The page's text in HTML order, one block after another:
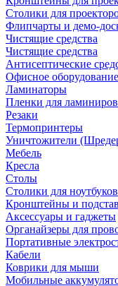
Столики для
Флипчарты и демо-
Чистящие средства
Чистящие средства
Антисептические
Офисное
Ламинаторы
Пленки для
Резаки
Термопринтеры
Уничтожители
Мебель
Кресла
Столы
Столики для ноутбуков
Кронштейны и
Аксессуары и гаджеты
Органайзеры для
Портативные
Кабели
Коврики для мыши
Мобильные